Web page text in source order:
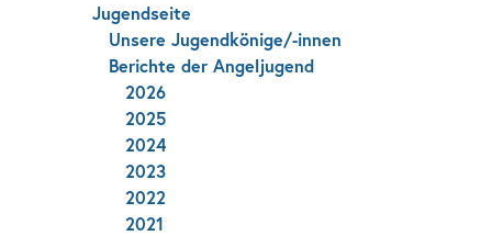
Jugendseite
Unsere Jugendkönige/-innen
Berichte der Angeljugend
2026
2025
2024
2023
2022
2021